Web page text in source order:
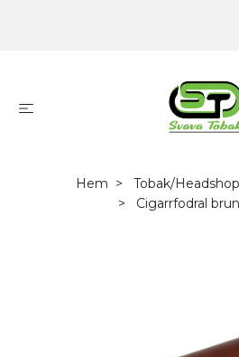
Hem Tobak/Headshop
Cigarrfodral